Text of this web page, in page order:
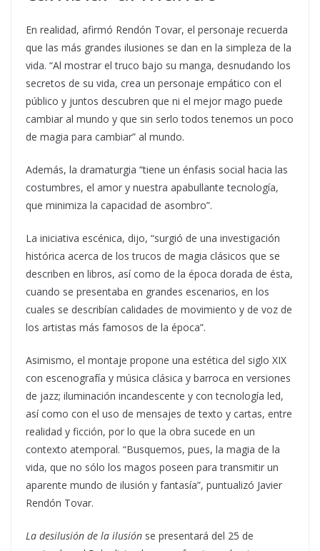
En realidad, afirmó Rendón Tovar, el personaje recuerda
que las más grandes ilusiones se dan en la simpleza de la
vida. “Al mostrar el truco bajo su manga, desnudando los
secretos de su vida, crea un personaje empático con el
público y juntos descubren que ni el mejor mago puede
cambiar al mundo y que sin serlo todos tenemos un poco
de magia para cambiar” al mundo.
Además, la dramaturgia “tiene un énfasis social hacia las
costumbres, el amor y nuestra apabullante tecnología,
que minimiza la capacidad de asombro”.
La iniciativa escénica, dijo, “surgió de una investigación
histórica acerca de los trucos de magia clásicos que se
describen en libros, así como de la época dorada de ésta,
cuando se presentaba en grandes escenarios, en los
cuales se describían calidades de movimiento y de voz de
los artistas más famosos de la época”.
Asimismo, el montaje propone una estética del siglo XIX
con escenografía y música clásica y barroca en versiones
de jazz; iluminación incandescente y con tecnología led,
así como con el uso de mensajes de texto y cartas, entre
realidad y ficción, por lo que la obra sucede en un
contexto atemporal. “Busquemos, pues, la magia de la
vida, que no sólo los magos poseen para transmitir un
aparente mundo de ilusión y fantasía”, puntualizó Javier
Rendón Tovar.
La desilusión de la ilusión se presentará del 25 de